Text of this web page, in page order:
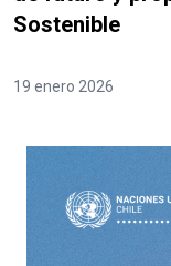
Sostenible
19 enero 2026